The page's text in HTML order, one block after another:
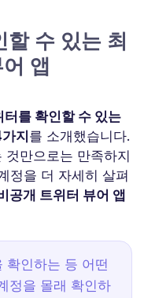
수 있는 최
앱
터를 확인할 수 있는
지 를 소개했습니다.
만으로는 만족하지
정을 더 자세히 살펴
공개 트위터 뷰어 앱
확인하는 등 어떤
정을 몰래 확인하